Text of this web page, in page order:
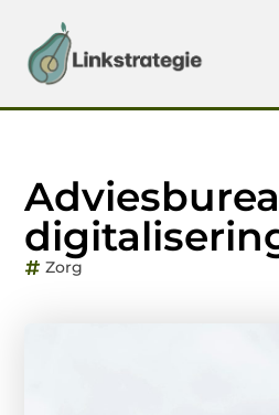
Zorg